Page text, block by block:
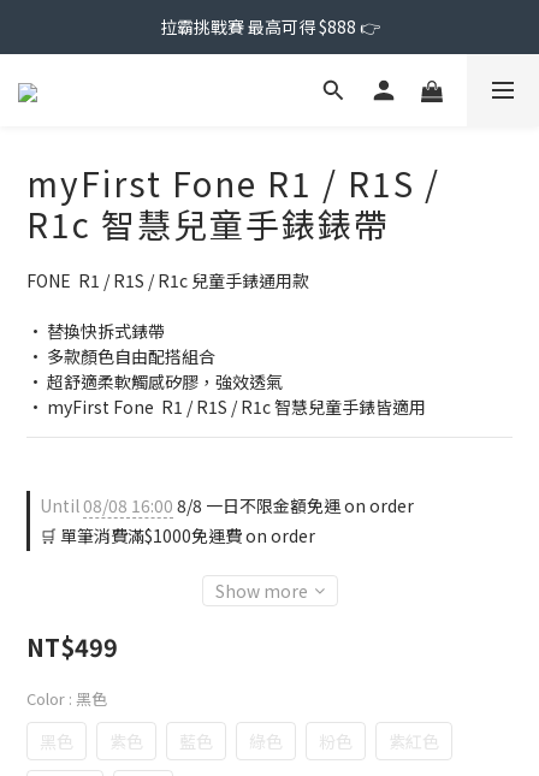
拉霸挑戰賽 最高可得 $888 👉
myFirst Fone R1 / R1S /
R1c 智慧兒童手錶錶帶
FONE  R1 / R1S / R1c 兒童手錶通用款
• 替換快拆式錶帶
• 多款顏色自由配搭組合
• 超舒適柔軟觸感矽膠，強效透氣
• myFirst Fone  R1 / R1S / R1c 智慧兒童手錶皆適用
Until08/08 16:00 8/8 一日不限金額免運 on order
🛒 單筆消費滿$1000免運費 on order
Show more
NT$499
Color : 黑色
黑色 紫色 藍色 綠色 粉色
紫紅色